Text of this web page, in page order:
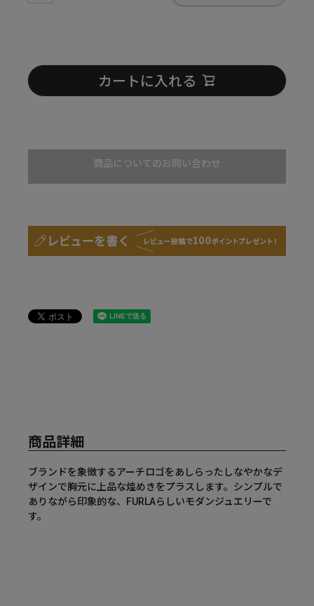
カートに入れる
商品についてのお問い合わせ
商品詳細
ブランドを象徴するアーチロゴをあしらったしなやかなデ
ザインで胸元に上品な煌めきをプラスします。シンプルで
ありながら印象的な、FURLAらしいモダンジュエリーで
す。